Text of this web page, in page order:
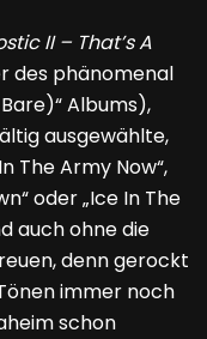
II – That’s A
des phänomenal
Albums),
ausgewählte,
The Army Now“,
oder „Ice In The
auch ohne die
denn gerockt
immer noch
schon